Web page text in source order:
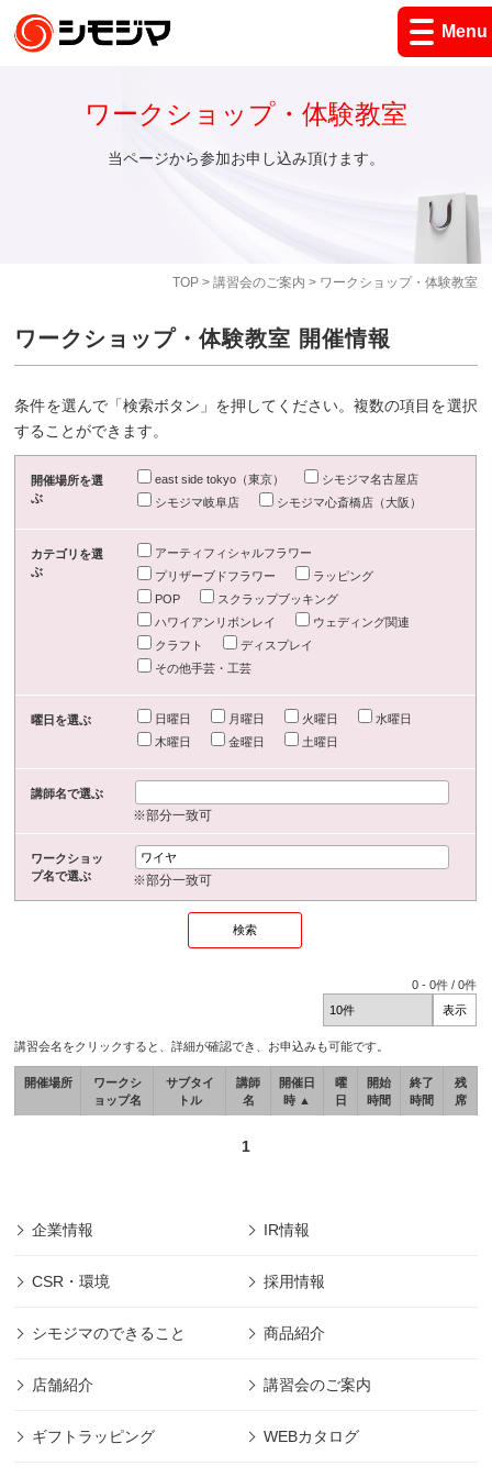
Menu
TOP> 講習会のご案内 > ワークショップ・体験教室
ワークショップ・体験教室
当ページから参加お申し込み頂けます。
ワークショップ・体験教室 開催情報
条件を選んで「検索ボタン」を押してください。複数の項目を選択
することができます。
開催場所を選
ぶ
east side tokyo（東京）
シモジマ名古屋店
シモジマ岐阜店
シモジマ心斎橋店（大阪）
カテゴリを選
ぶ
アーティフィシャルフラワー
プリザーブドフラワー
ラッピング
POP
スクラップブッキング
ハワイアンリボンレイ
ウェディング関連
クラフト
ディスプレイ
その他手芸・工芸
曜日を選ぶ 日曜日 月曜日 火曜日
水曜日
木曜日
金曜日 土曜日
講師名で選ぶ
※部分一致可
ワークショッ
プ名で選ぶ
※部分一致可
0 -0件 /0件
講習会名をクリックすると、詳細が確認でき、お申込みも可能です。
開催場所
ワークシ
ョップ名
サブタイ
トル
講師
名
開催日
時 ▲
曜
日
開始
時間
終了
時間
残
席
1
企業情報 IR情報
CSR・環境 採用情報
シモジマのできること 商品紹介
店舗紹介 講習会のご案内
ギフトラッピング WEBカタログ